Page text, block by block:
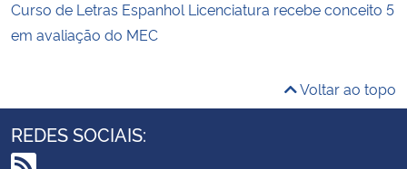
Curso de Letras Espanhol Licenciatura recebe conceito 5
em avaliação do MEC
Voltar ao topo
REDES SOCIAIS: